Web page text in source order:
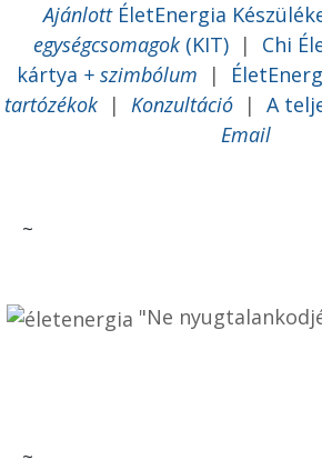
Ajánlott ÉletEnergia
egységcsomagok (KIT) | Chi
kártya + szimbólum |
tartózékok | Konzultáció | A
Email
~
"Ne